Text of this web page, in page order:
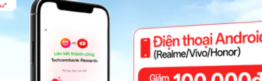
Apple Watch S11
Osmo Pocket 4 Ốp lưng Apple
Cốc sạc Apple